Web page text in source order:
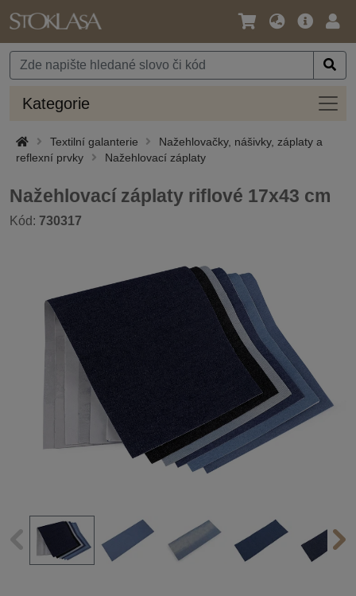
Jazyk
Měna
Hlavní
Kategorie
Textilní galanterie
Nažehlovačky, nášivky, záplaty a
reflexní prvky
Nažehlovací záplaty
Nažehlovací záplaty riflové 17x43 cm
Kód: 730317